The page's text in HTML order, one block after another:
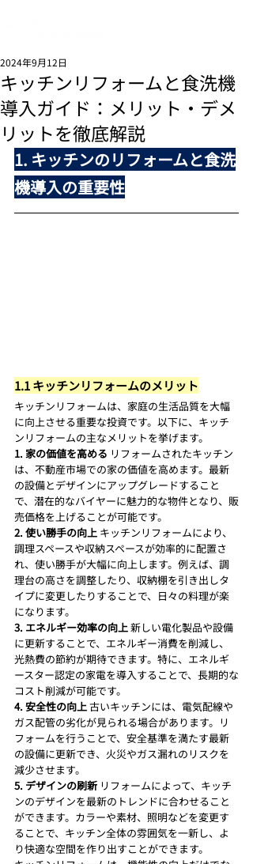
キッチンリフォームと食洗機
導入ガイド：メリット・デメ
リットを徹底解説
2024年9月12日
1. キッチンのリフォームと食洗
機導入の重要性
1.1 キッチンリフォームのメリット
キッチンリフォームは、家庭の生活品質を大幅
に向上させる重要な投資です。以下に、キッチ
ンリフォームの主なメリットを挙げます。
1. 家の価値を高める リフォームされたキッチン
は、不動産市場での家の価値を高めます。最新
の設備とデザインにアップグレードすること
で、潜在的なバイヤーに魅力的な物件となり、販
売価格を上げることが可能です。
2. 使い勝手の向上 キッチンリフォームにより、
調理スペースや収納スペースが効率的に配置さ
れ、使い勝手が大幅に向上します。例えば、調
理台の高さを調整したり、収納棚を引き出しタ
イプに変更したりすることで、日々の料理が楽
になります。
3. エネルギー効率の向上 新しい電化製品や設備
に更新することで、エネルギー消費を削減し、
光熱費の節約が期待できます。特に、エネルギ
ースター認定の家電を導入することで、長期的な
コスト削減が可能です。
4. 安全性の向上 古いキッチンには、電気配線や
ガス配管の劣化が見られる場合があります。リ
フォームを行うことで、安全基準を満たす最新
の設備に更新でき、火災やガス漏れのリスクを
減少させます。
5. デザインの刷新 リフォームによって、キッチ
ンのデザインを最新のトレンドに合わせること
ができます。カラーや素材、照明などを変更す
ることで、キッチン全体の雰囲気を一新し、よ
り快適な空間を作り出すことができます。